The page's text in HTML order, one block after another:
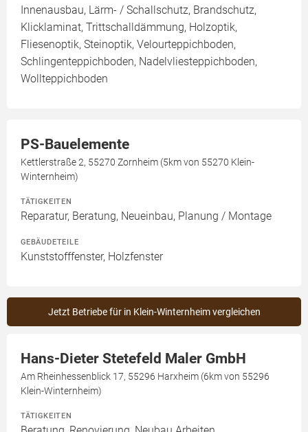
Innenausbau, Lärm- / Schallschutz, Brandschutz,
Klicklaminat, Trittschalldämmung, Holzoptik,
Fliesenoptik, Steinoptik, Velourteppichboden,
Schlingenteppichboden, Nadelvliesteppichboden,
Wollteppichboden
PS-Bauelemente
Kettlerstraße 2, 55270 Zornheim (5km von 55270 Klein-
Winternheim)
TÄTIGKEITEN
Reparatur, Beratung, Neueinbau, Planung / Montage
GEBÄUDETEILE
Kunststofffenster, Holzfenster
Jetzt Betriebe für in Klein-Winternheim vergleichen
Hans-Dieter Stetefeld Maler GmbH
Am Rheinhessenblick 17, 55296 Harxheim (6km von 55296
Klein-Winternheim)
TÄTIGKEITEN